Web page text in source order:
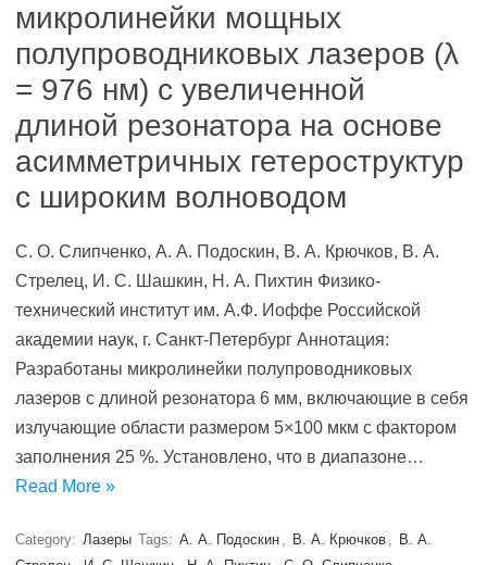
микролинейки мощных
полупроводниковых лазеров (λ
= 976 нм) с увеличенной
длиной резонатора на основе
асимметричных гетероструктур
с широким волноводом
С. О. Слипченко, А. А. Подоскин, В. А. Крючков, В. А.
Стрелец, И. С. Шашкин, Н. А. Пихтин Физико-
технический институт им. А.Ф. Иоффе Российской
академии наук, г. Санкт-Петербург Аннотация:
Разработаны микролинейки полупроводниковых
лазеров с длиной резонатора 6 мм, включающие в себя
излучающие области размером 5×100 мкм с фактором
заполнения 25 %. Установлено, что в диапазоне…
Read More »
Category: Лазеры Tags: А. А. Подоскин , В. А. Крючков , В. А.